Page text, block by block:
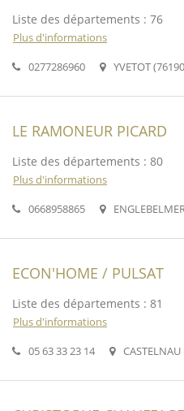
Liste des départements : 76
Plus d'informations
0277286960
YVETOT
LE RAMONEUR PICARD
Liste des départements : 80
Plus d'informations
0668958865
ECON'HOME / PULSAT
Liste des départements : 81
Plus d'informations
05 63 33 23 14